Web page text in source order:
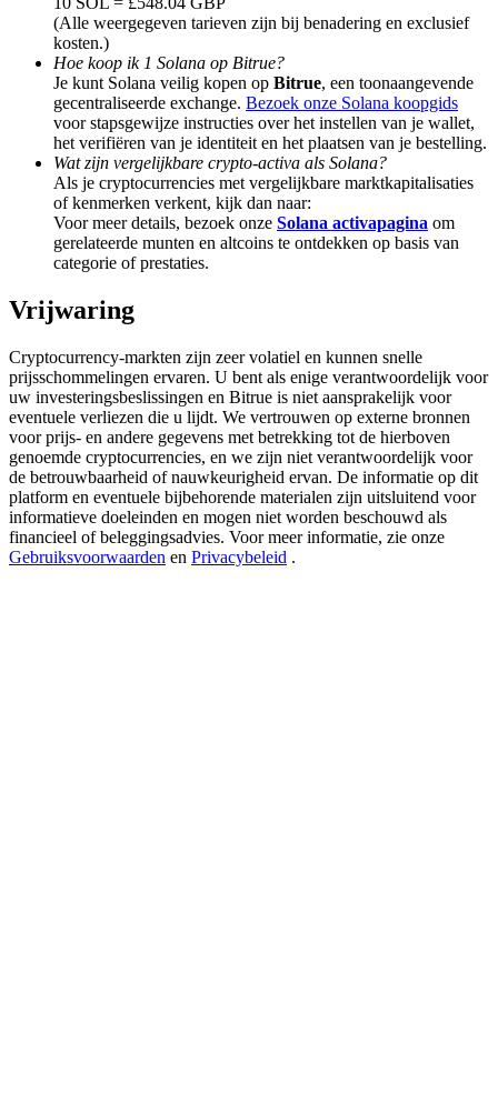
BTC Welcome Rewards
Deposit & Trade BTC to Share 25000 USDT prize pool!
Deposit CASHCAT & Win
Share 500000 CASHCAT prize pool
Exclusive for BitMart Users
Register & Trade to Win 500,000 USDT
Precious Metals Trading Carnival
Trade Gold & Silver · 33,333 USDT Bonus
(Alle weergegeven tarieven zijn bij benadering en exclusief
kosten.)
Hoe koop ik 1 Solana op Bitrue?
Je kunt Solana veilig kopen op Bitrue, een toonaangevende
gecentraliseerde exchange. Bezoek onze Solana koopgids
voor stapsgewijze instructies over het instellen van je wallet,
het verifiëren van je identiteit en het plaatsen van je bestelling.
Wat zijn vergelijkbare crypto-activa als Solana?
Als je cryptocurrencies met vergelijkbare marktkapitalisaties
of kenmerken verkent, kijk dan naar:
Voor meer details, bezoek onze Solana activapagina om
gerelateerde munten en altcoins te ontdekken op basis van
categorie of prestaties.
Vrijwaring
Cryptocurrency-markten zijn zeer volatiel en kunnen snelle
prijsschommelingen ervaren. U bent als enige verantwoordelijk voor
uw investeringsbeslissingen en Bitrue is niet aansprakelijk voor
eventuele verliezen die u lijdt. We vertrouwen op externe bronnen
voor prijs- en andere gegevens met betrekking tot de hierboven
genoemde cryptocurrencies, en we zijn niet verantwoordelijk voor
de betrouwbaarheid of nauwkeurigheid ervan. De informatie op dit
platform en eventuele bijbehorende materialen zijn uitsluitend voor
informatieve doeleinden en mogen niet worden beschouwd als
financieel of beleggingsadvies. Voor meer informatie, zie onze
Gebruiksvoorwaarden en Privacybeleid .